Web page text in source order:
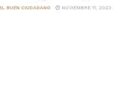
BUEN CIUDADANO
NOVIEMBRE 11, 2023